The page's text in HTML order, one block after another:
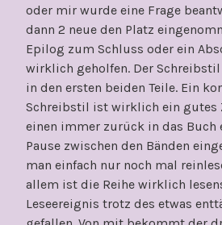
oder mir wurde eine Frage
dann 2 neue den Platz
Epilog zum Schluss oder ein
wirklich geholfen. Der
in den ersten beiden Teile. Ein
Schreibstil ist wirklich ein gutes
einen immer zurück in das Buch
Pause zwischen den Bänden
man einfach nur noch mal
allem ist die Reihe wirklich
Leseereignis trotz des etwas